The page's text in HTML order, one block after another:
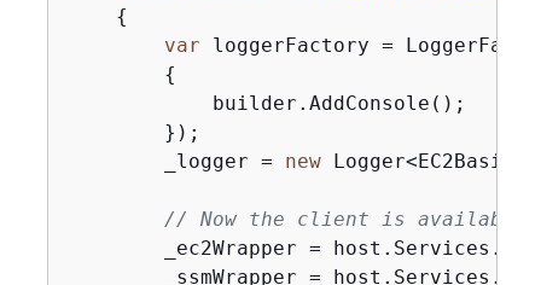
{
var loggerFactory =
{
            builder.AddConsole();
        });
        _logger =
new
// Now the client is
_ec2Wrapper =
_ssmWrapper =